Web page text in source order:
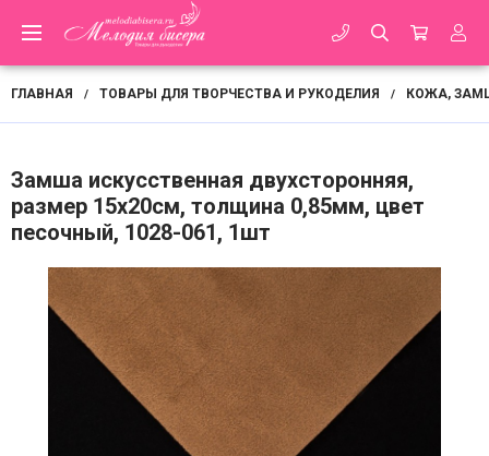
ГЛАВНАЯ / ТОВАРЫ ДЛЯ ТВОРЧЕСТВА И РУКОДЕЛИЯ / КОЖА,
Замша искусственная двухсторонняя,
размер 15х20см, толщина 0,85мм, цвет
песочный, 1028-061, 1шт